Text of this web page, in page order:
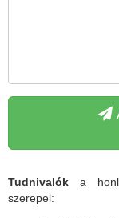
Tudnivalók a
szerepel: